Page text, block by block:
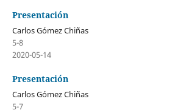
Presentación
Carlos Gómez Chiñas
5-8
2020-05-14
Presentación
Carlos Gómez Chiñas
5-7